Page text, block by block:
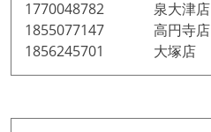
1770048782 泉大津店
1855077147 高円寺店
1856245701 大塚店